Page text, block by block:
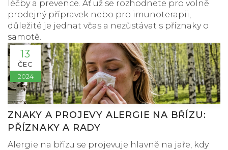
léčby a prevence. Ať už se rozhodnete pro volně
prodejný přípravek nebo pro imunoterapii,
důležité je jednat včas a nezůstávat s příznaky o
samotě.
13
ČEC
2024
ZNAKY A PROJEVY ALERGIE NA BŘÍZU:
PŘÍZNAKY A RADY
Alergie na břízu se projevuje hlavně na jaře, kdy